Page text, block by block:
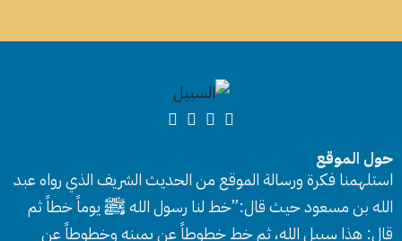
حول الموقع
استلهمنا فكرة ورسالة الموقع من الحديث الشريف الذي رواه عبد
الله بن مسعود حيث قال:”خط لنا رسول الله ﷺ يوماً خطاً ثم
قال: هذا سبيل الله، ثم خط خطوطاً عن يمينه وخطوطاً عن